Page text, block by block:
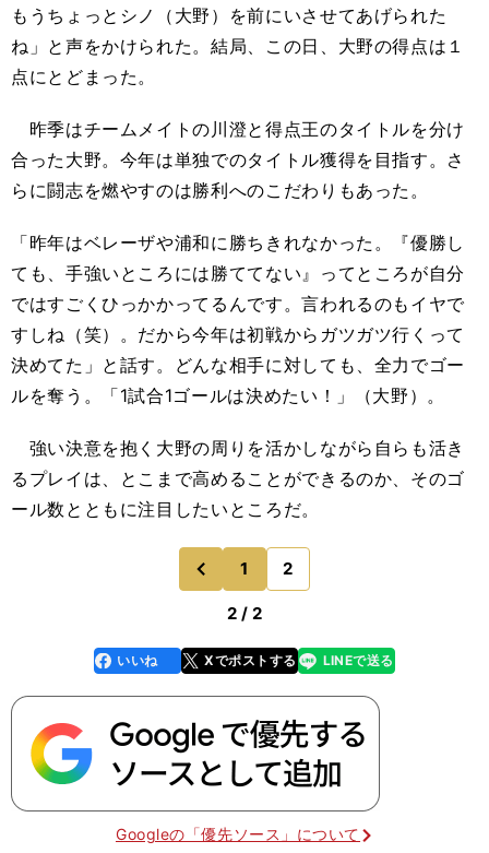
もうちょっとシノ（大野）を前にいさせてあげられた
ね」と声をかけられた。結局、この日、大野の得点は１
点にとどまった。
昨季はチームメイトの川澄と得点王のタイトルを分け
合った大野。今年は単独でのタイトル獲得を目指す。さ
らに闘志を燃やすのは勝利へのこだわりもあった。
「昨年はベレーザや浦和に勝ちきれなかった。『優勝し
ても、手強いところには勝ててない』ってところが自分
ではすごくひっかかってるんです。言われるのもイヤで
すしね（笑）。だから今年は初戦からガツガツ行くって
決めてた」と話す。どんな相手に対しても、全力でゴー
ルを奪う。「1試合1ゴールは決めたい！」（大野）。
強い決意を抱く大野の周りを活かしながら自らも活き
るプレイは、とこまで高めることができるのか、そのゴ
ール数とともに注目したいところだ。
前
1 2
2 / 2
faceboo
k
いいね Xでポストする
line LINEで送る
Googleの「優先ソース」について